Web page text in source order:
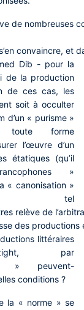
de nombreuses
convaincre, et
Dib - pour la
de la production
de ces cas, les
soit à occulter
d’un « purisme »
forme
l’œuvre d’un
étatiques (qu’il
»
« canonisation »
relève de
des productions
littéraires
par
» peuvent-
conditions ?
la « norme » se